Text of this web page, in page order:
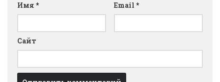
Имя * Email *
Сайт